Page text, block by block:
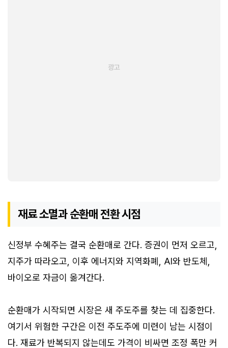
재료 소멸과 순환매 전환 시점
신정부 수혜주는 결국 순환매로 간다. 증권이 먼저 오르고,
지주가 따라오고, 이후 에너지와 지역화폐, AI와 반도체,
바이오로 자금이 옮겨간다.
순환매가 시작되면 시장은 새 주도주를 찾는 데 집중한다.
여기서 위험한 구간은 이전 주도주에 미련이 남는 시점이
다. 재료가 반복되지 않는데도 가격이 비싸면 조정 폭만 커